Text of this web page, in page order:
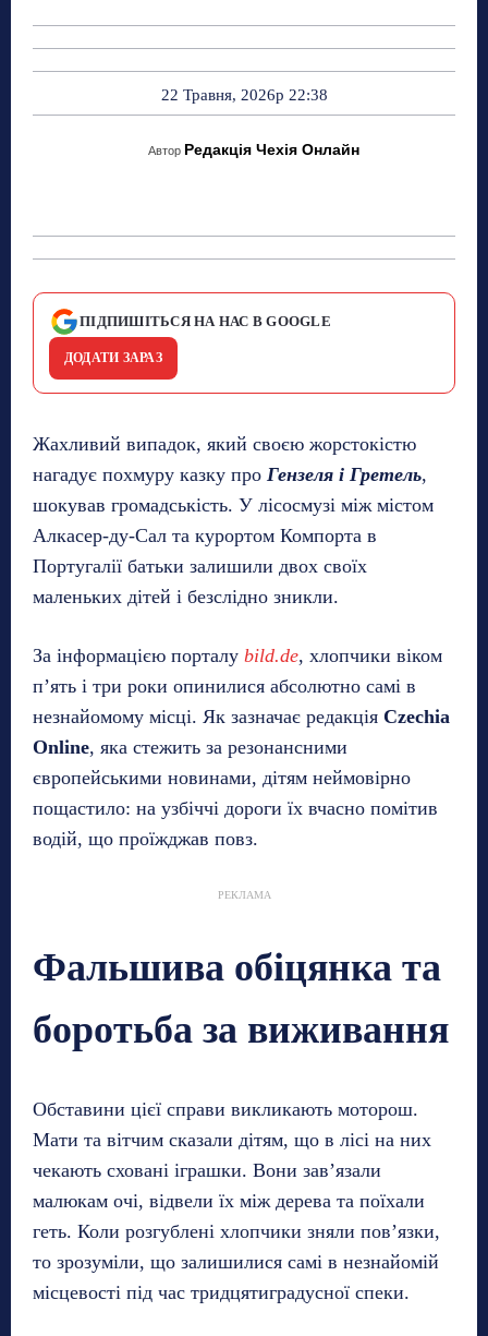
22 Травня, 2026р 22:38
Автор Редакція Чехія Онлайн
ПІДПИШІТЬСЯ НА НАС В GOOGLE
ДОДАТИ ЗАРАЗ
Жахливий випадок, який своєю жорстокістю
нагадує похмуру казку про Гензеля і Гретель,
шокував громадськість. У лісосмузі між містом
Алкасер-ду-Сал та курортом Компорта в
Португалії батьки залишили двох своїх
маленьких дітей і безслідно зникли.
За інформацією порталу bild.de, хлопчики віком
п’ять і три роки опинилися абсолютно самі в
незнайомому місці. Як зазначає редакція Czechia
Online, яка стежить за резонансними
європейськими новинами, дітям неймовірно
пощастило: на узбіччі дороги їх вчасно помітив
водій, що проїжджав повз.
РЕКЛАМА
Фальшива обіцянка та
боротьба за виживання
Обставини цієї справи викликають моторош.
Мати та вітчим сказали дітям, що в лісі на них
чекають сховані іграшки. Вони зав’язали
малюкам очі, відвели їх між дерева та поїхали
геть. Коли розгублені хлопчики зняли пов’язки,
то зрозуміли, що залишилися самі в незнайомій
місцевості під час тридцятиградусної спеки.